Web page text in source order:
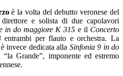
è la volta del debutto veronese del
e solista di due capolavori
in do maggiore K 315 e il Concerto
entrambi per flauto e orchestra. La
invece dedicata alla Sinfonia 9 in do
Grande”, imponente ed estremo